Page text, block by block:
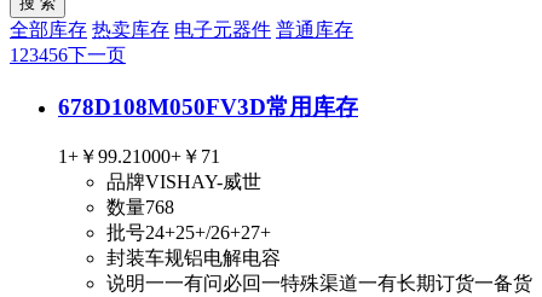
全部库存 热卖库存 电子元器件 普通库存
1 23456下一页
678D108M050FV3D常用库存
1+ ￥99.21000+ ￥71
品牌VISHAY-威世
数量768
批号24+25+/26+27+
封装车规铝电解电容
说明一一有问必回一特殊渠道一有长期订货一备货